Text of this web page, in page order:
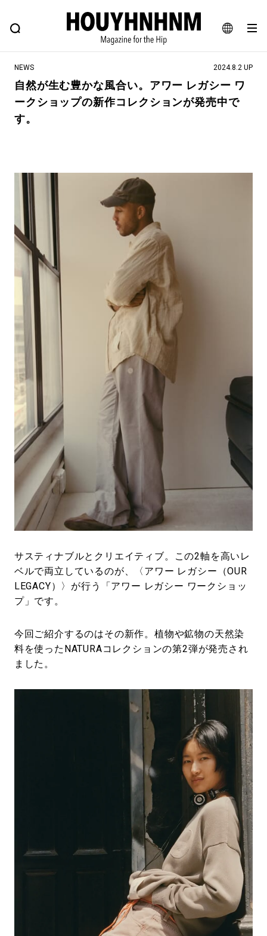
JA
EN
FEATURE BLOG SNAP
ヒップなファッション、カルチャー、ライフスタイルWEBマガジン
#NEW VINTAGE #マイナーグッド図鑑
#路地裏てぃーん。 #MONTHLY JOURNAL
#GH 銘品の所以 #フイナムのYouTube
#Commune H #FOCUS IT #AH.H
#ととけん #MUSIC
#LIFESTYLE #SNEAKER #OUTDOOR
#SPORTS #HANDSOME HANDBOOK
NEWS 2024.8.2 UP
自然が生む豊かな風合い。アワー レガシー ワ
ークショップの新作コレクションが発売中で
す。
サスティナブルとクリエイティブ。この2軸を高いレ
ベルで両立しているのが、〈アワー レガシー（OUR
LEGACY）〉が行う「アワー レガシー ワークショッ
プ」です。
今回ご紹介するのはその新作。植物や鉱物の天然染
料を使ったNATURAコレクションの第2弾が発売され
ました。